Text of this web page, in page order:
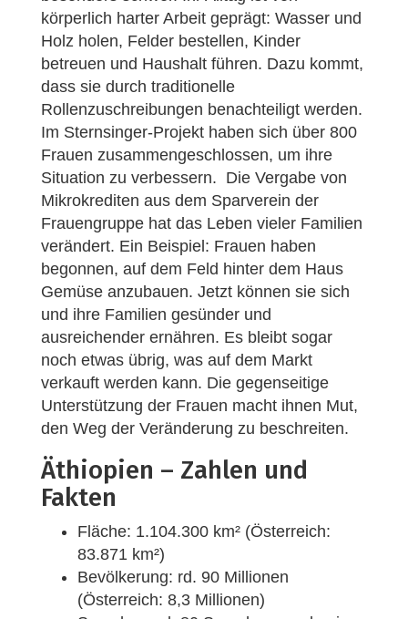
körperlich harter Arbeit geprägt: Wasser und
Holz holen, Felder bestellen, Kinder
betreuen und Haushalt führen. Dazu kommt,
dass sie durch traditionelle
Rollenzuschreibungen benachteiligt werden.
Im Sternsinger-Projekt haben sich über 800
Frauen zusammengeschlossen, um ihre
Situation zu verbessern. Die Vergabe von
Mikrokrediten aus dem Sparverein der
Frauengruppe hat das Leben vieler Familien
verändert. Ein Beispiel: Frauen haben
begonnen, auf dem Feld hinter dem Haus
Gemüse anzubauen. Jetzt können sie sich
und ihre Familien gesünder und
ausreichender ernähren. Es bleibt sogar
noch etwas übrig, was auf dem Markt
verkauft werden kann. Die gegenseitige
Unterstützung der Frauen macht ihnen Mut,
den Weg der Veränderung zu beschreiten.
Äthiopien ­­– Zahlen und
Fakten
Fläche: 1.104.300 km² (Österreich:
83.871 km²)
Bevölkerung: rd. 90 Millionen
(Österreich: 8,3 Millionen)